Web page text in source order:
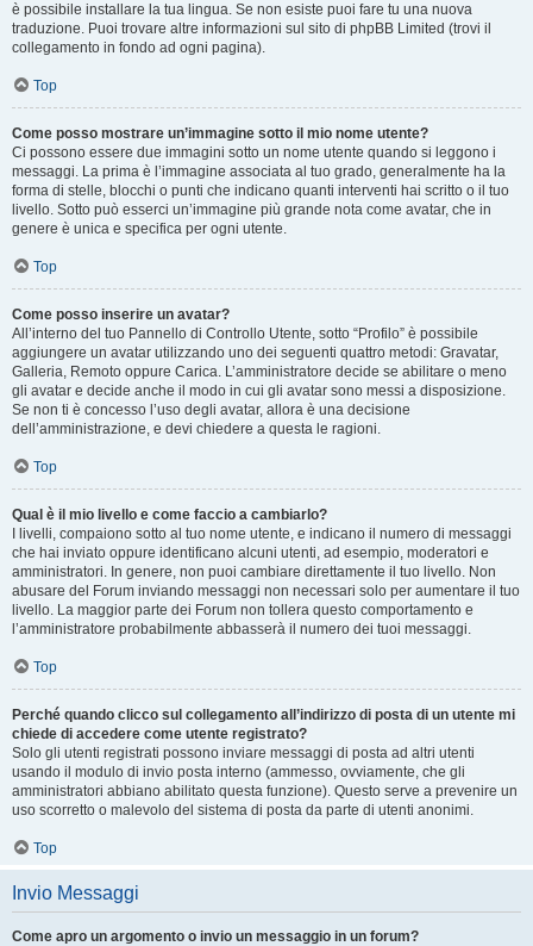
è possibile installare la tua lingua. Se non esiste puoi fare tu una nuova
traduzione. Puoi trovare altre informazioni sul sito di phpBB Limited (trovi il
collegamento in fondo ad ogni pagina).
Top
Come posso mostrare un’immagine sotto il mio nome utente?
Ci possono essere due immagini sotto un nome utente quando si leggono i
messaggi. La prima è l’immagine associata al tuo grado, generalmente ha la
forma di stelle, blocchi o punti che indicano quanti interventi hai scritto o il tuo
livello. Sotto può esserci un’immagine più grande nota come avatar, che in
genere è unica e specifica per ogni utente.
Top
Come posso inserire un avatar?
All’interno del tuo Pannello di Controllo Utente, sotto “Profilo” è possibile
aggiungere un avatar utilizzando uno dei seguenti quattro metodi: Gravatar,
Galleria, Remoto oppure Carica. L’amministratore decide se abilitare o meno
gli avatar e decide anche il modo in cui gli avatar sono messi a disposizione.
Se non ti è concesso l’uso degli avatar, allora è una decisione
dell’amministrazione, e devi chiedere a questa le ragioni.
Top
Qual è il mio livello e come faccio a cambiarlo?
I livelli, compaiono sotto al tuo nome utente, e indicano il numero di messaggi
che hai inviato oppure identificano alcuni utenti, ad esempio, moderatori e
amministratori. In genere, non puoi cambiare direttamente il tuo livello. Non
abusare del Forum inviando messaggi non necessari solo per aumentare il tuo
livello. La maggior parte dei Forum non tollera questo comportamento e
l’amministratore probabilmente abbasserà il numero dei tuoi messaggi.
Top
Perché quando clicco sul collegamento all’indirizzo di posta di un utente mi
chiede di accedere come utente registrato?
Solo gli utenti registrati possono inviare messaggi di posta ad altri utenti
usando il modulo di invio posta interno (ammesso, ovviamente, che gli
amministratori abbiano abilitato questa funzione). Questo serve a prevenire un
uso scorretto o malevolo del sistema di posta da parte di utenti anonimi.
Top
Invio Messaggi
Come apro un argomento o invio un messaggio in un forum?